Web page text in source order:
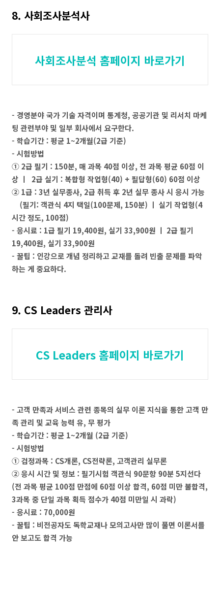
8. 사회조사분석사
사회조사분석 홈페이지 바로가기
- 경영분야 국가 기술 자격이며 통계청, 공공기관 및 리서치 마케
팅 관련부야 및 일부 회사에서 요구한다.
- 학습기간 : 평균 1~2개월(2급 기준)
- 시험방법
① 2급 필기 : 150분, 매 과목 40점 이상, 전 과목 평균 60점 이
상 ㅣ
2급 실기 : 복합형 작업형(40) + 필답형(60) 60점 이상
② 1급 : 3년 실무종사, 2급 취득 후 2년 실무 종사 시 응시 가능
(필기: 객관식 4지 택일(100문제, 150분) ㅣ 실기 작업형(4
시간 정도, 100점)
- 응시료 : 1급 필기 19,400원, 실기 33,900원 ㅣ 2급 필기
19,400원, 실기 33,900원
- 꿀팁 : 인강으로 개념 정리하고 교재를 돌려 빈출 문제를 파악
하는 게 중요하다.
9. CS Leaders 관리사
CS Leaders 홈페이지 바로가기
- 고객 만족과 서비스 관련 종목의 실무 이론 지식을 통한 고객 만
족 관리 및 교육 능력 유, 무 평가
- 학습기간 : 평균 1~2개월 (2급 기준)
- 시험방법
① 검정과목 : CS개론, CS전략론, 고객관리 실무론
② 응시 시간 및 정보 : 필기시험 객관식 90문항 90분 5지선다
(전 과목 평균 100점 만점에 60점 이상 합격, 60점 미만 불합격,
3과목 중 단일 과목 획득 점수가 40점 미만일 시 과락)
- 응시료 : 70,000원
- 꿀팁 : 비전공자도 독학교재나 모의고사만 많이 풀면 이론서를
안 보고도 합격 가능